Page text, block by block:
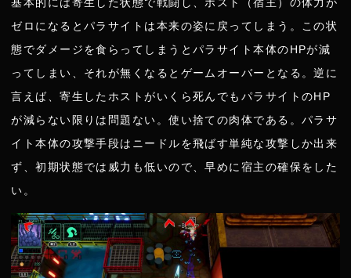
ゼロになるとパラサイトは本来の姿に戻ってしまう。この状
態でダメージを食らってしまうとパラサイト本体のHPが減
ってしまい、それが無くなるとゲームオーバーとなる。逆に
言えば、寄生したホストがいくら死んでもパラサイトのHP
が減らない限りは問題ない。使い捨ての肉体である。パラサ
イト本体の攻撃手段はニードルを飛ばす単純な攻撃しか出来
ず、初期状態では威力も低いので、早めに宿主の確保をした
い。